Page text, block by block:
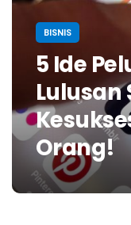
BISNIS
5 Ide
Lulusan
Orang!